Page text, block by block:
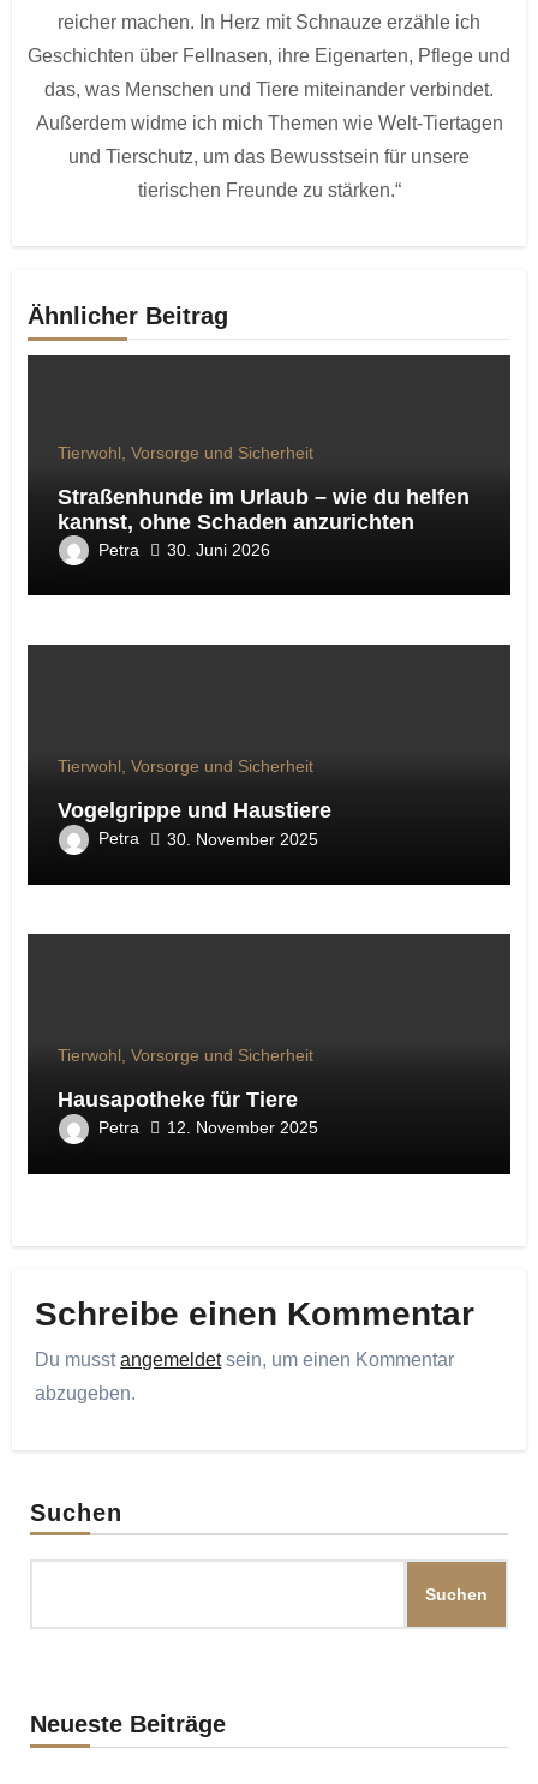
reicher machen. In Herz mit Schnauze erzähle ich
Geschichten über Fellnasen, ihre Eigenarten, Pflege und
das, was Menschen und Tiere miteinander verbindet.
Außerdem widme ich mich Themen wie Welt-Tiertagen
und Tierschutz, um das Bewusstsein für unsere
tierischen Freunde zu stärken.“
Ähnlicher Beitrag
Tierwohl, Vorsorge und Sicherheit
Straßenhunde im Urlaub – wie du helfen
kannst, ohne Schaden anzurichten
Petra 30. Juni 2026
Tierwohl, Vorsorge und Sicherheit
Vogelgrippe und Haustiere
Petra 30. November 2025
Tierwohl, Vorsorge und Sicherheit
Hausapotheke für Tiere
Petra 12. November 2025
Schreibe einen Kommentar
Du musstangemeldetsein, um einen Kommentar
abzugeben.
Suchen
Suchen
Neueste Beiträge